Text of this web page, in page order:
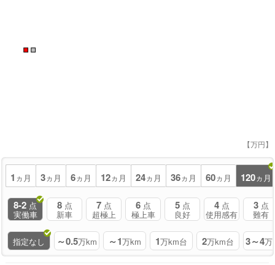
■ ■
【万円】
1 ヵ月 3ヵ月 6ヵ月 12ヵ月 24ヵ月 36ヵ月 60ヵ月 120ヵ月
8-2 点
実働車
8 点
新車
7 点
超極上
6 点
極上車
5 点
良好
4 点
使用感有
3 点
難有
指定なし ～0.5万km ～1万km 1万km台 2万km台 3～4万